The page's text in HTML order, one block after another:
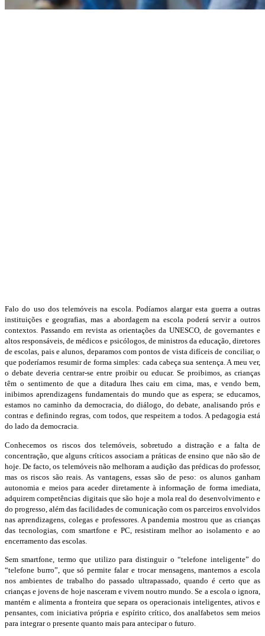
Falo do uso dos telemóveis na escola. Podíamos alargar esta guerra a outras
instituições e geografias, mas a abordagem na escola poderá servir a outros
contextos. Passando em revista as orientações da UNESCO, de governantes e
altos responsáveis, de médicos e psicólogos, de ministros da educação, diretores
de escolas, pais e alunos, deparamos com pontos de vista difíceis de conciliar, o
que poderíamos resumir de forma simples: cada cabeça sua sentença. A meu ver,
o debate deveria centrar-se entre proibir ou educar. Se proibimos, as crianças
têm o sentimento de que a ditadura lhes caiu em cima, mas, e vendo bem,
inibimos aprendizagens fundamentais do mundo que as espera; se educamos,
estamos no caminho da democracia, do diálogo, do debate, analisando prós e
contras e definindo regras, com todos, que respeitem a todos. A pedagogia está
do lado da democracia.
Conhecemos os riscos dos telemóveis, sobretudo a distração e a falta de
concentração, que alguns críticos associam a práticas de ensino que não são de
hoje. De facto, os telemóveis não melhoram a audição das prédicas do professor,
mas os riscos são reais. As vantagens, essas são de peso: os alunos ganham
autonomia e meios para aceder diretamente à informação de forma imediata,
adquirem competências digitais que são hoje a mola real do desenvolvimento e
do progresso, além das facilidades de comunicação com os parceiros envolvidos
nas aprendizagens, colegas e professores. A pandemia mostrou que as crianças
das tecnologias, com smartfone e PC, resistiram melhor ao isolamento e ao
encerramento das escolas.
Sem smartfone, termo que utilizo para distinguir o “telefone inteligente” do
“telefone burro”, que só permite falar e trocar mensagens, mantemos a escola
nos ambientes de trabalho do passado ultrapassado, quando é certo que as
crianças e jovens de hoje nasceram e vivem noutro mundo. Se a escola o ignora,
mantém e alimenta a fronteira que separa os operacionais inteligentes, ativos e
pensantes, com iniciativa própria e espírito crítico, dos analfabetos sem meios
para integrar o presente quanto mais para antecipar o futuro.